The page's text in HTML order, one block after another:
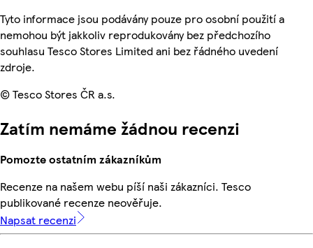
Tyto informace jsou podávány pouze pro osobní použití a
nemohou být jakkoliv reprodukovány bez předchozího
souhlasu Tesco Stores Limited ani bez řádného uvedení
zdroje.
© Tesco Stores ČR a.s.
Zatím nemáme žádnou recenzi
Pomozte ostatním zákazníkům
Recenze na našem webu píší naši zákazníci. Tesco
publikované recenze neověřuje.
Napsat recenzi